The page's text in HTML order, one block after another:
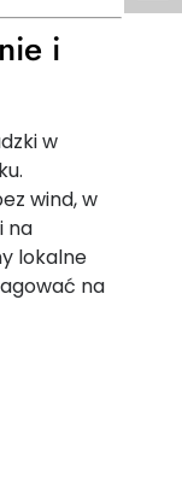
i
w
wind, w
na
lokalne
na